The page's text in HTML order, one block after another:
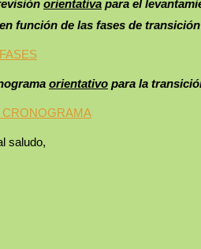
orientativa para el
función de las fases de
orientativo para la
CRONOGRAMA
saludo,